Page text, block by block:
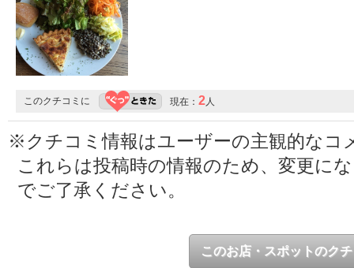
このクチコミに 現在： 2人
※クチコミ情報はユーザーの主観的なコ
これらは投稿時の情報のため、変更に
でご了承ください。
このお店・スポットのク